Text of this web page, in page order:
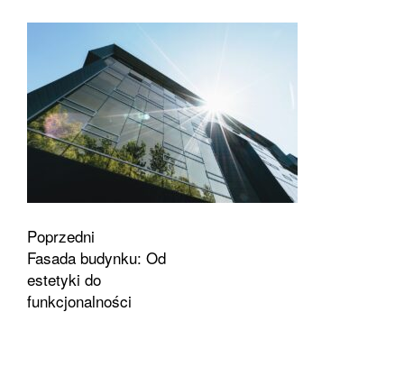
Zobacz
wpisy
Poprzedni
Fasada budynku: Od
estetyki do
funkcjonalności